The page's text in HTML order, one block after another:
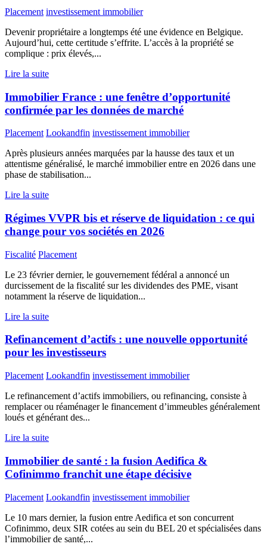
Placement investissement immobilier
Devenir propriétaire a longtemps été une évidence en Belgique.
Aujourd’hui, cette certitude s’effrite. L’accès à la propriété se
complique : prix élevés,...
Lire la suite
Immobilier France : une fenêtre d’opportunité
confirmée par les données de marché
Placement Lookandfin investissement immobilier
Après plusieurs années marquées par la hausse des taux et un
attentisme généralisé, le marché immobilier entre en 2026 dans une
phase de stabilisation...
Lire la suite
Régimes VVPR bis et réserve de liquidation : ce qui
change pour vos sociétés en 2026
Fiscalité Placement
Le 23 février dernier, le gouvernement fédéral a annoncé un
durcissement de la fiscalité sur les dividendes des PME, visant
notamment la réserve de liquidation...
Lire la suite
Refinancement d’actifs : une nouvelle opportunité
pour les investisseurs
Placement Lookandfin investissement immobilier
Le refinancement d’actifs immobiliers, ou refinancing, consiste à
remplacer ou réaménager le financement d’immeubles généralement
loués et générant des...
Lire la suite
Immobilier de santé : la fusion Aedifica &
Cofinimmo franchit une étape décisive
Placement Lookandfin investissement immobilier
Le 10 mars dernier, la fusion entre Aedifica et son concurrent
Cofinimmo, deux SIR cotées au sein du BEL 20 et spécialisées dans
l’immobilier de santé,...